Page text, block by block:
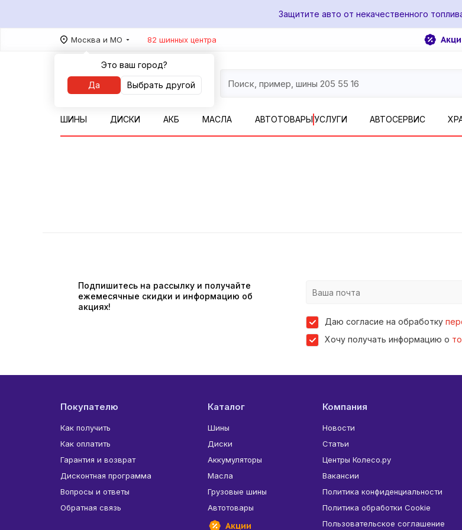
Защитите авто от некачественного
Москва и МО
Это ваш город?
Да
Выбрать другой
82 шинных центра
ШИНЫ ДИСКИ АКБ МАСЛА АВТОТОВАРЫУСЛУГИ АВТОСЕРВИС
Подпишитесь на рассылку и получайте
ежемесячные скидки и информацию об
акциях!
Даю согласие на обработку
Хочу получать информацию о
Покупателю
Как получить
Как оплатить
Гарантия и возврат
Дисконтная программа
Вопросы и ответы
Обратная связь
Каталог
Шины
Диски
Аккумуляторы
Масла
Грузовые шины
Автотовары
Акции
Компания
Новости
Статьи
Центры Колесо.ру
Вакансии
Политика конфиденциальности
Политика обработки Cookie
Пользовательское соглашение